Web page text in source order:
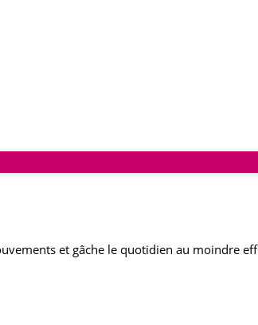
et gâche le quotidien au moindre